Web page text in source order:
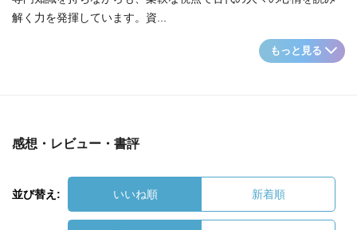
解く力を発揮しています。資...
もっと見る
感想・レビュー・書評
並び替え: いいね順 新着順